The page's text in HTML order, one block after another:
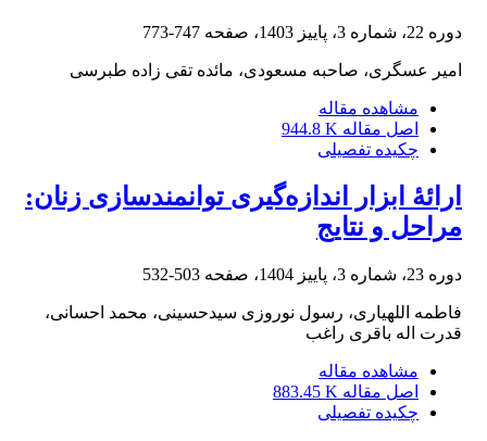
دوره 22، شماره 3، پاییز 1403، صفحه 747-773
امیر عسگری، صاحبه مسعودی، مائده تقی زاده طبرسی
مشاهده مقاله
اصل مقاله 944.8 K
چکیده تفصیلی
ارائۀ ابزار اندازه‌گیری توانمندسازی زنان:
مراحل و نتایج
دوره 23، شماره 3، پاییز 1404، صفحه 503-532
فاطمه اللهیاری، رسول نوروزی سیدحسینی، محمد احسانی،
قدرت اله باقری راغب
مشاهده مقاله
اصل مقاله 883.45 K
چکیده تفصیلی